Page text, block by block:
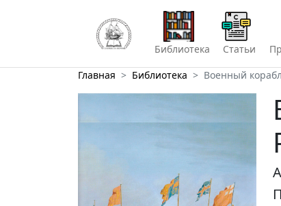
Библиотека Статьи
Главная Библиотека Военный